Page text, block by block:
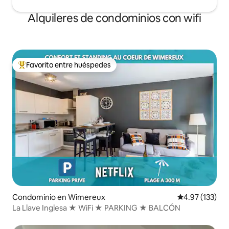
Alquileres de condominios con wifi
De los mejores en Favorito entre huéspedes
Favorito entre huéspedes
Condominio en Wimereux Calificación
4.97 (133)
La Llave Inglesa ★ WiFi ★ PARKING ★ BALCÓN